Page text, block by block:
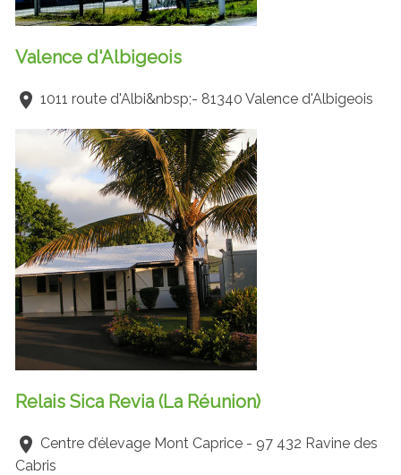
Valence d'Albigeois
1011 route d'Albi&nbsp;- 81340 Valence d'Albigeois
Relais Sica Revia (La Réunion)
Centre d’élevage Mont Caprice - 97 432 Ravine des
Cabris